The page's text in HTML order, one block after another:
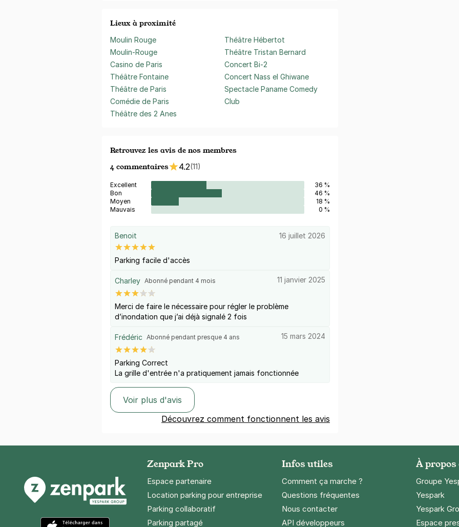
Lieux à proximité
Moulin Rouge
Moulin-Rouge
Casino de Paris
Théâtre Fontaine
Théâtre de Paris
Comédie de Paris
Théâtre des 2 Anes
Théâtre Hébertot
Théâtre Tristan Bernard
Concert Bi-2
Concert Nass el Ghiwane
Spectacle Paname Comedy
Club
Retrouvez les avis de nos membres
4 commentaires
4.2(11)
Excellent
36 %
Bon
46 %
Moyen
18 %
Mauvais
0 %
Benoit 16 juillet 2026
Parking facile d'accès
Charley Abonné pendant 4 mois 11 janvier 2025
Merci de faire le nécessaire pour régler le problème
d’inondation que j’ai déjà signalé 2 fois
Frédéric Abonné pendant presque 4 ans 15 mars 2024
Parking Correct
La grille d'entrée n'a pratiquement jamais fonctionnée
Voir plus d'avis
Découvrez comment fonctionnent les avis
Zenpark Pro
Espace partenaire
Location parking pour entreprise
Parking collaboratif
Parking partagé
Infos utiles
Comment ça marche ?
Questions fréquentes
Nous contacter
API développeurs
À propos
Groupe
Yespark
Yespark
Espace